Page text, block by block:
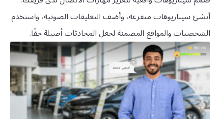
أنشئ سيناريوهات متفرعة، وأضف التعليقات الصوتية، واستخدم
الشخصيات والمواقع المضمنة لجعل المحادثات أصيلة حقًا.